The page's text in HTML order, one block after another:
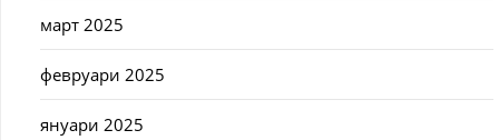
март 2025
февруари 2025
януари 2025